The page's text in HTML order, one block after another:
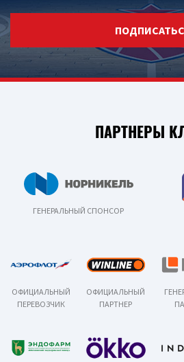
ПАРТНЕРЫ
ГЕНЕРАЛЬНЫЙ СПОНСОР
ОФИЦИАЛЬНЫЙ
ПЕРЕВОЗЧИК
ОФИЦИАЛЬНЫЙ
ПАРТНЕР